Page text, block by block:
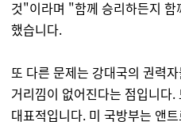
것"이라며 "함께 승리하든지
했습니다.
또 다른 문제는 강대국의 권력
거리낌이 없어진다는 점입니다
대표적입니다. 미 국방부는 앤